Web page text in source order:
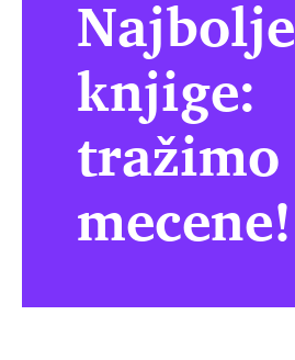
Najbolje
knjige:
tražimo
mecene!